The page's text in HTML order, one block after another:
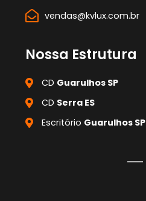
vendas@kvlux.com.br
Nossa Estrutura
CD Guarulhos SP
CD Serra ES
Escritório Guarulhos SP